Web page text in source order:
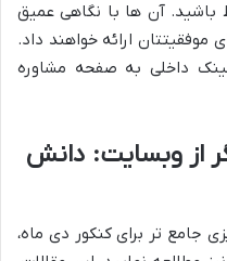
باشید. آن ها با نگاهی عمیق
موفقیتتان ارائه خواهند داد.
داخلی به صفحه مشاوره
از وبسایت: دانش
جامع تر برای کنکور دی ماه،